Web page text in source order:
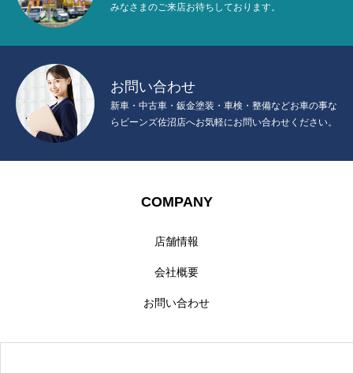
みなさまのご来店お待ちしております。
お問い合わせ
新車・中古車・鈑金塗装・車検・整備などお車の事な
らビーンズ佐沼店へお気軽にお問い合わせください。
COMPANY
店舗情報
会社概要
お問い合わせ